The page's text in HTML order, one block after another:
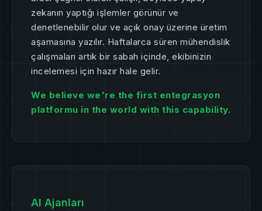
zekanın yaptığı işlemler görünür ve
denetlenebilir olur ve açık onay üzerine üretim
aşamasına yazılır. Haftalarca süren mühendislik
çalışmaları artık bir sabah içinde, ekibinizin
incelemesi için hazır hale gelir.
We believe we're the first entegrasyon
platformu in the world with this capability.
AI Ajanları